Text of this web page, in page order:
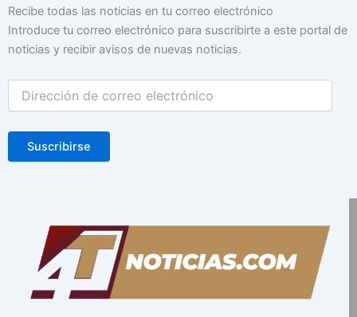
Recibe todas las noticias en tu correo electrónico
Introduce tu correo electrónico para suscribirte a este portal de
noticias y recibir avisos de nuevas noticias.
Dirección
de
electrónico
Suscribirse